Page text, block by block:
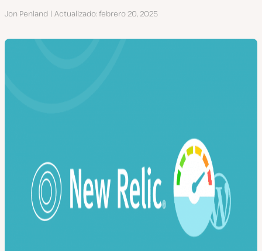
Autor
Jon Penland Actualizado febrero 20, 2025